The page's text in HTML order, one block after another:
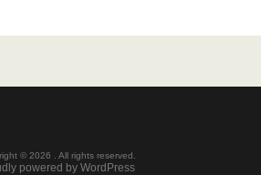
© 2026 . All rights reserved.
powered by WordPress